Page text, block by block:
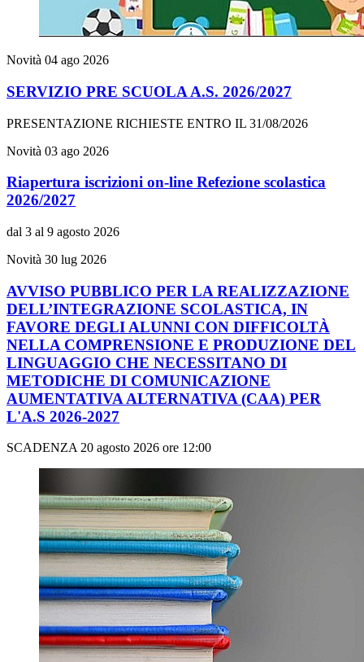
Novità 04 ago 2026
SERVIZIO PRE SCUOLA A.S. 2026/2027
PRESENTAZIONE RICHIESTE ENTRO IL 31/08/2026
Novità 03 ago 2026
Riapertura iscrizioni on-line Refezione scolastica
2026/2027
dal 3 al 9 agosto 2026
Novità 30 lug 2026
AVVISO PUBBLICO PER LA REALIZZAZIONE
DELL’INTEGRAZIONE SCOLASTICA, IN
FAVORE DEGLI ALUNNI CON DIFFICOLTÀ
NELLA COMPRENSIONE E PRODUZIONE DEL
LINGUAGGIO CHE NECESSITANO DI
METODICHE DI COMUNICAZIONE
AUMENTATIVA ALTERNATIVA (CAA) PER
L'A.S 2026-2027
SCADENZA 20 agosto 2026 ore 12:00